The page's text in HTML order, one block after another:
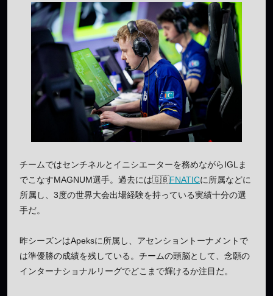
チームではセンチネルとイニシエーターを務めながらIGLま
でこなすMAGNUM選手。過去には🇬🇧FNATICに所属などに
所属し、3度の世界大会出場経験を持っている実績十分の選
手だ。
昨シーズンはApeksに所属し、アセンショントーナメントで
は準優勝の成績を残している。チームの頭脳として、念願の
インターナショナルリーグでどこまで輝けるか注目だ。